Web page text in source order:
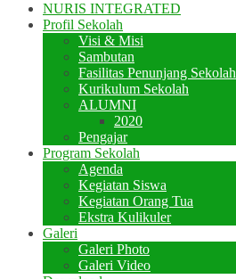
NURIS INTEGRATED
Profil Sekolah
Visi & Misi
Sambutan
Fasilitas Penunjang Sekolah
Kurikulum Sekolah
ALUMNI
2020
Pengajar
Program Sekolah
Agenda
Kegiatan Siswa
Kegiatan Orang Tua
Ekstra Kulikuler
Galeri
Galeri Photo
Galeri Video